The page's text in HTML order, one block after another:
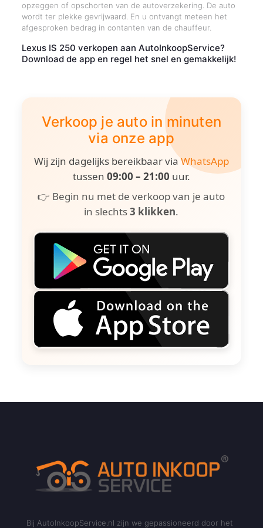
opzeggen of opschorten van de autoverzekering. De auto
wordt ter plekke gevrijwaard. En u ontvangt meteen het
afgesproken bedrag in contanten van de chauffeur.
Lexus IS 250 verkopen aan AutoInkoopService?
Download de app en regel het snel en gemakkelijk!
Verkoop je auto in minuten
via onze app
Wij zijn dagelijks bereikbaar viaWhatsApp
tussen 09:00 – 21:00 uur.
👉 Begin nu met de verkoop van je auto
in slechts3 klikken.
Bij AutoInkoopService.nl zijn we gepassioneerd door het